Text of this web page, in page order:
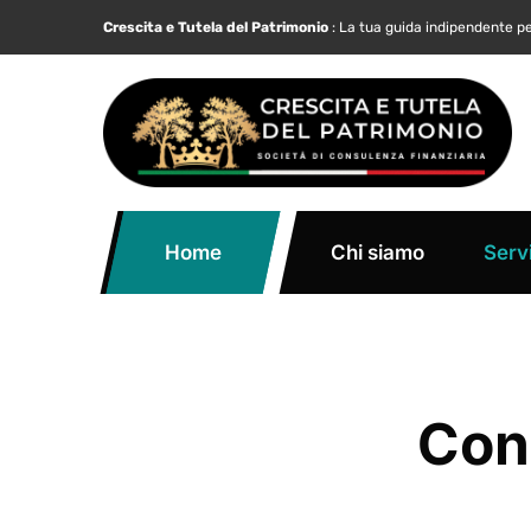
Crescita e Tutela del Patrimonio : La tua guida indipendente
Home Chi siamo